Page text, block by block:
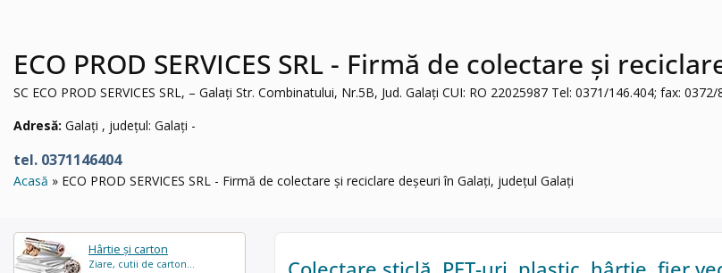
ECO PROD SERVICES SRL - Firmă de colectare și
SC ECO PROD SERVICES SRL, – Galați Str. Combinatului, Nr.5B, Jud. Galați CUI: RO 22025987 Tel: 0371/146.404; fax: 0372/
Adresă: Galați , județul: Galați -
tel. 0371146404
Acasă ECO PROD SERVICES SRL - Firmă de colectare și reciclare deșeuri în Galați, județul Galați
Hârtie și carton
Ziare, cutii de carton...